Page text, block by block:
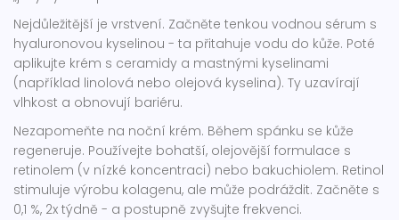
Nejdůležitější je vrstvení. Začněte tenkou vodnou sérum s
hyaluronovou kyselinou - ta přitahuje vodu do kůže. Poté
aplikujte krém s ceramidy a mastnými kyselinami
(například linolová nebo olejová kyselina). Ty uzavírají
vlhkost a obnovují bariéru.
Nezapomeňte na noční krém. Během spánku se kůže
regeneruje. Používejte bohatší, olejovější formulace s
retinolem (v nízké koncentraci) nebo bakuchiolem. Retinol
stimuluje výrobu kolagenu, ale může podráždit. Začněte s
0,1 %, 2x týdně - a postupně zvyšujte frekvenci.